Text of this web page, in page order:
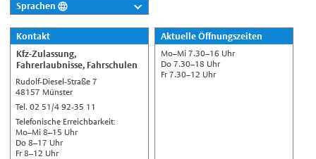
Sprachen
Nederlands
English
Українська
Türkçe
اللغة العربية
Français
Kontakt
Kfz-Zulassung,
Fahrerlaubnisse, Fahrschulen
Rudolf-Diesel-Straße 7
48157 Münster
Tel. 02 51/4 92-35 11
Telefonische Erreichbarkeit:
Mo–Mi 8–15 Uhr
Do 8–17 Uhr
Fr 8–12 Uhr
Aktuelle Öffnungszeiten
Mo–Mi 7.30–16 Uhr
Do 7.30–18 Uhr
Fr 7.30–12 Uhr